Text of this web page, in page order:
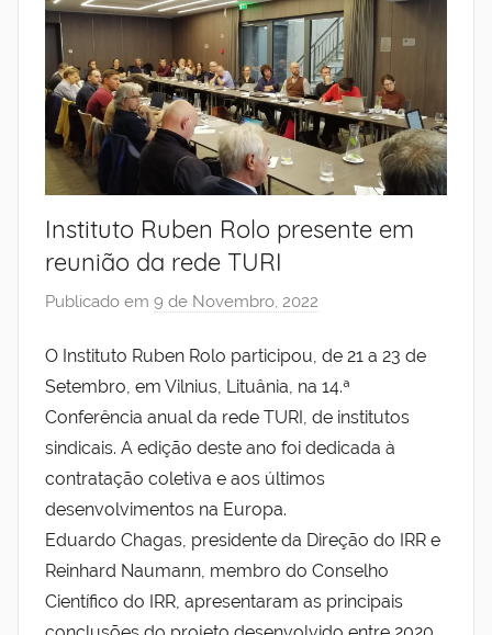
Instituto Ruben Rolo presente em
reunião da rede TURI
Publicado em 9 de Novembro, 2022
r
I
n
s
t
t
o
O Instituto Ruben Rolo participou, de 21 a 23 de
Setembro, em Vilnius, Lituânia, na 14.ª
Conferência anual da rede TURI, de institutos
sindicais. A edição deste ano foi dedicada à
contratação coletiva e aos últimos
desenvolvimentos na Europa.
Eduardo Chagas, presidente da Direção do IRR e
Reinhard Naumann, membro do Conselho
Científico do IRR, apresentaram as principais